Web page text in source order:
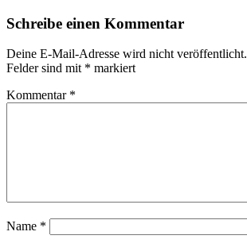
Schreibe einen Kommentar
Deine E-Mail-Adresse wird nicht veröffentlicht.
Felder sind mit * markiert
Kommentar *
Name *